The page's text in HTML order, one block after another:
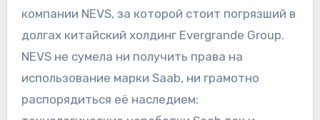
компании NEVS, за которой стоит погрязший в
долгах китайский холдинг Evergrande Group.
NEVS не сумела ни получить права на
использование марки Saab, ни грамотно
распорядиться её наследием: